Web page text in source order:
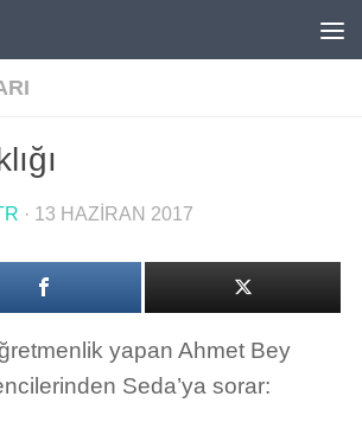
· 13 HAZIRAN 2017
yapan Ahmet Bey
Seda’ya sorar: